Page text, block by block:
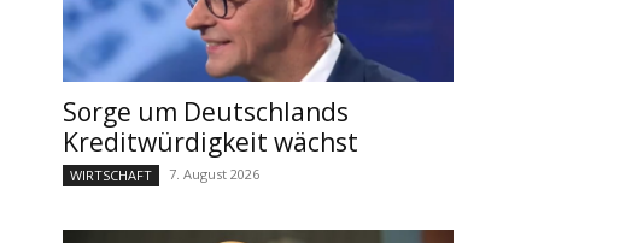
Sorge um Deutschlands
Kreditwürdigkeit wächst
WIRTSCHAFT 7. August 2026